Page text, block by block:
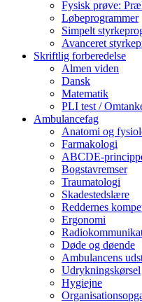
Fysisk prøve:
Løbeprogrammer
Simpelt
Avanceret
Skriftlig forberedelse
Almen viden
Dansk
Matematik
PLI test /
Ambulancefag
Anatomi og
Farmakologi
ABCDE-
Bogstavremser
Traumatologi
Skadestedslære
Reddernes
Ergonomi
Døde og døende
Ambulancens
Udrykningskørsel
Hygiejne